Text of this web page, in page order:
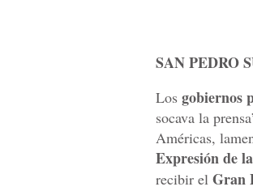
SAN PEDRO
Los gobiernos
socava la
Américas,
Expresión de
recibir el Gran